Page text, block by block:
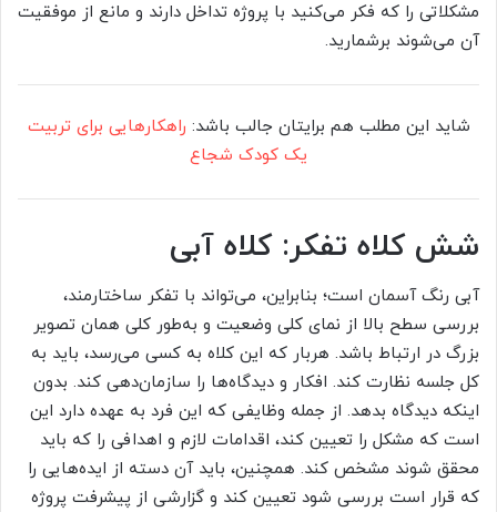
مشکلاتی را که فکر می‌کنید با پروژه تداخل دارند و مانع از موفقیت
آن می‌شوند برشمارید.
شاید این مطلب هم برایتان جالب باشد: راهکارهایی برای تربیت
یک کودک شجاع
شش کلاه تفکر: کلاه آبی
آبی رنگ آسمان است؛ بنابراین، می‌تواند با تفکر ساختارمند،
بررسی سطح بالا از نمای کلی وضعیت و به‌طور کلی همان تصویر
بزرگ در ارتباط باشد. هربار که این کلاه به کسی می‌رسد، باید به
کل جلسه نظارت کند. افکار و دیدگاه‌ها را سازمان‌دهی کند. بدون
اینکه دیدگاه بدهد. از جمله وظایفی که این فرد به عهده دارد این
است که مشکل را تعیین کند، اقدامات لازم و اهدافی را که باید
محقق شوند مشخص کند. همچنین، باید آن دسته از ایده‌هایی را
که قرار است بررسی شود تعیین کند و گزارشی از پیشرفت پروژه